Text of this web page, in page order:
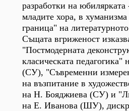
разработки на юбилярката
младите хора, в
граница" на
Същата вгриженост
"Постмодерната
класическата
(СУ), "Съвременни
на възпитание в
на Н. Бояджиева (СУ) и
на Е. Иванова (ШУ),